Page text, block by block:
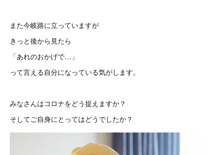
また今岐路に立っていますが
きっと後から見たら
「あれのおかげで…」
って言える自分になっている気がします。
みなさんはコロナをどう捉えますか？
そしてご自身にとってはどうでしたか？